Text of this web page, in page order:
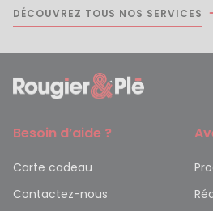
DÉCOUVREZ TOUS NOS SERVICES
Besoin d’aide ?
Carte cadeau
Contactez-nous